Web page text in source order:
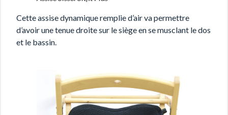
Cette assise dynamique remplie d’air va permettre
d’avoir une tenue droite sur le siège en se musclant le dos
et le bassin.